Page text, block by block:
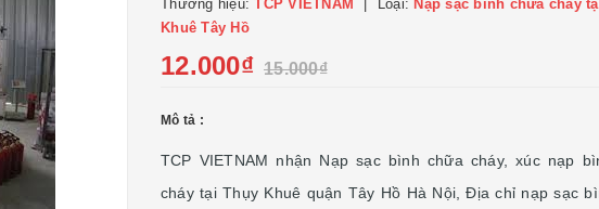
Thương hiệu:TCP VIETNAM Loại: Nạp sạc bình chữa cháy
Khuê Tây Hồ
12.000₫ 15.000₫
Mô tả :
TCP VIETNAM nhận Nạp sạc bình chữa cháy, xúc nạp
cháy tại Thụy Khuê quận Tây Hồ Hà Nội, Địa chỉ nạp sạc